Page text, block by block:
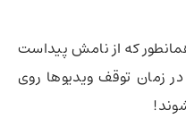
که از نامش پیداست
زمان توقف ویدیوها روی